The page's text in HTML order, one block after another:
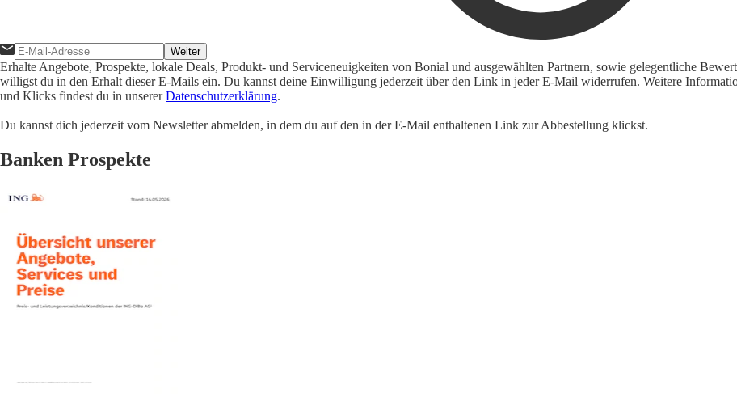
Weiter
Erhalte Angebote, Prospekte, lokale Deals, Produkt- und Serviceneuigkeiten von Bonial und ausgewählten Partnern, sowie gelegentliche
willigst du in den Erhalt dieser E-Mails ein. Du kannst deine Einwilligung jederzeit über den Link in jeder E-Mail widerrufen. Weitere
und Klicks findest du in unsererDatenschutzerklärung.
Du kannst dich jederzeit vom Newsletter abmelden, in dem du auf den in der E-Mail enthaltenen Link zur Abbestellung klickst.
Banken Prospekte